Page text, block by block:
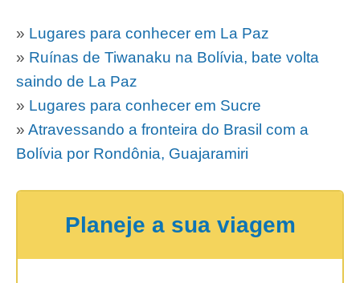
» Lugares para conhecer em La Paz
» Ruínas de Tiwanaku na Bolívia, bate volta
saindo de La Paz
» Lugares para conhecer em Sucre
» Atravessando a fronteira do Brasil com a
Bolívia por Rondônia, Guajaramiri
Planeje a sua viagem